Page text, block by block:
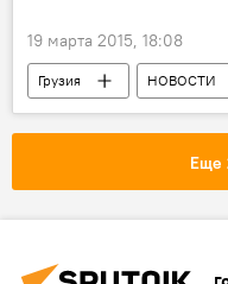
19 марта 2015, 18:08
Грузия НОВОСТИ
Еще